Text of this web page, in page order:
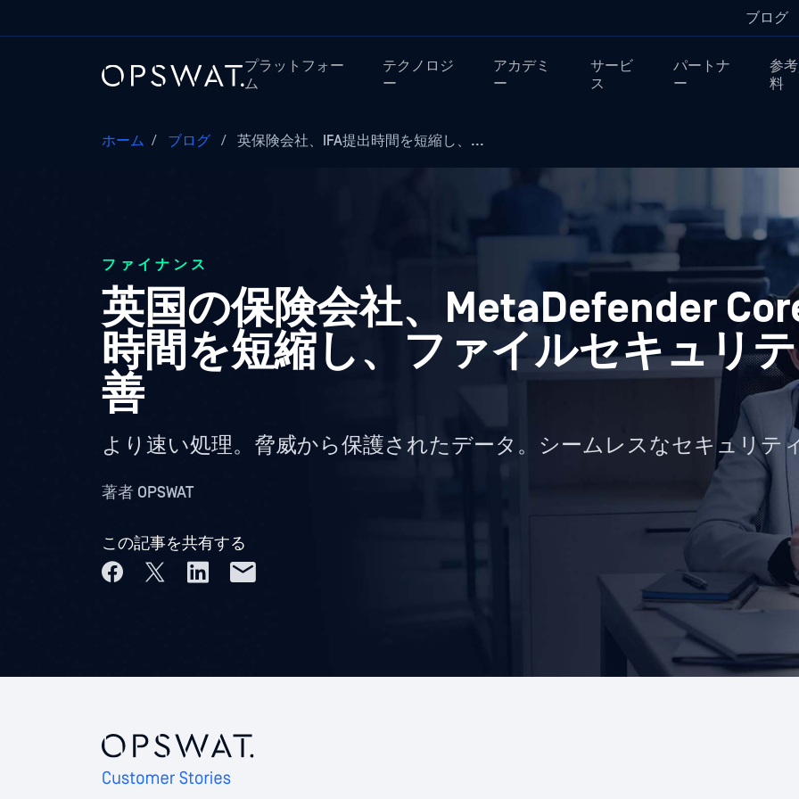
ブログ
プラットフォー
ム
テクノロジ
ー
アカデミ
ー
サービ
ス
パートナ
ー
参
料
ホーム / ブログ / 英保険会社、IFA提出時間を短縮し、...
ファイナンス
英国の保険会社、MetaDefender
時間を短縮し、ファイルセキュリ
善
より速い処理。脅威から保護されたデータ。シームレスなセキュリテ
著者 OPSWAT
この記事を共有する